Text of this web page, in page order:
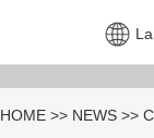
HOME >> NEWS >>